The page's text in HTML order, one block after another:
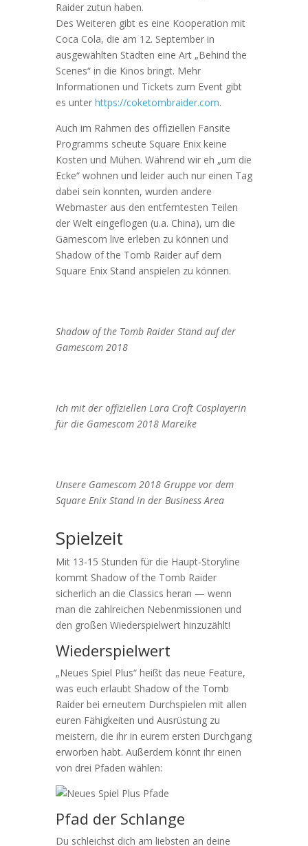
Raider zutun haben.
Des Weiteren gibt es eine Kooperation mit
Coca Cola, die am 12. September in
ausgewählten Städten eine Art „Behind the
Scenes“ in die Kinos bringt. Mehr
Informationen und Tickets zum Event gibt
es unter https://coketombraider.com.
Auch im Rahmen des offiziellen Fansite
Programms scheute Square Enix keine
Kosten und Mühen. Während wir eh „um die
Ecke“ wohnen und leider auch nur einen Tag
dabei sein konnten, wurden andere
Webmaster aus den entferntesten Teilen
der Welt eingeflogen (u.a. China), um die
Gamescom live erleben zu können und
Shadow of the Tomb Raider auf dem
Square Enix Stand anspielen zu können.
Shadow of the Tomb Raider Stand auf der
Gamescom 2018
Ich mit der offiziellen Lara Croft Cosplayerin
für die Gamescom 2018 Mareike
Unsere Gamescom 2018 Gruppe vor dem
Square Enix Stand in der Business Area
Spielzeit
Mit 13-15 Stunden für die Haupt-Storyline
kommt Shadow of the Tomb Raider
sicherlich an die Classics heran — wenn
man die zahlreichen Nebenmissionen und
den großen Wiederspielwert hinzuzählt!
Wiederspielwert
„Neues Spiel Plus“ heißt das neue Feature,
was euch erlaubt Shadow of the Tomb
Raider bei erneutem Durchspielen mit allen
euren Fähigkeiten und Ausrüstung zu
meistern, die ihr in eurem ersten Durchgang
erworben habt. Außerdem könnt ihr einen
von drei Pfaden wählen:
Pfad der Schlange
Du schleichst dich am liebsten an deine